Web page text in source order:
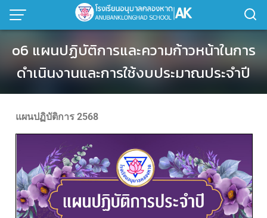
o6 แผนปฏิบัติการและความก้าวหน้าในการ
ดำเนินงานและการใช้งบประมาณประจำปี
แผนปฏิบัติการ 2568